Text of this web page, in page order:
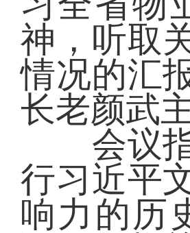
神，听取
情况的汇
长老颜武
会议指
行习近平
响力的历